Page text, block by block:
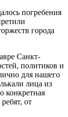
погребения
города
Санкт-
политиков и
для нашего
лица из
конкретная
от